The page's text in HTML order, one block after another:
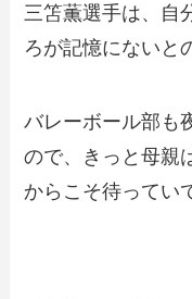
三笘薫選手は、自
ろが記憶にないと
バレーボール部も
ので、きっと母親
からこそ待ってい